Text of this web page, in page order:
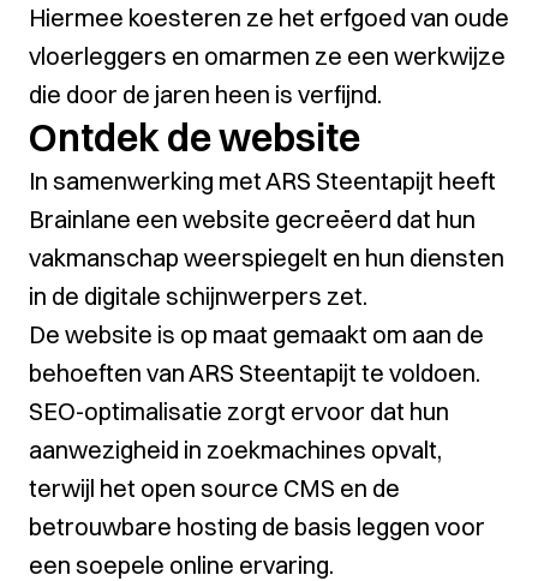
Hiermee koesteren ze het erfgoed van oude
vloerleggers en omarmen ze een werkwijze
die door de jaren heen is verfijnd.
Ontdek de website
In samenwerking met ARS Steentapijt heeft
Brainlane een website gecreëerd dat hun
vakmanschap weerspiegelt en hun diensten
in de digitale schijnwerpers zet.
De website is op maat gemaakt om aan de
behoeften van ARS Steentapijt te voldoen.
SEO-optimalisatie zorgt ervoor dat hun
aanwezigheid in zoekmachines opvalt,
terwijl het open source CMS en de
betrouwbare hosting de basis leggen voor
een soepele online ervaring.